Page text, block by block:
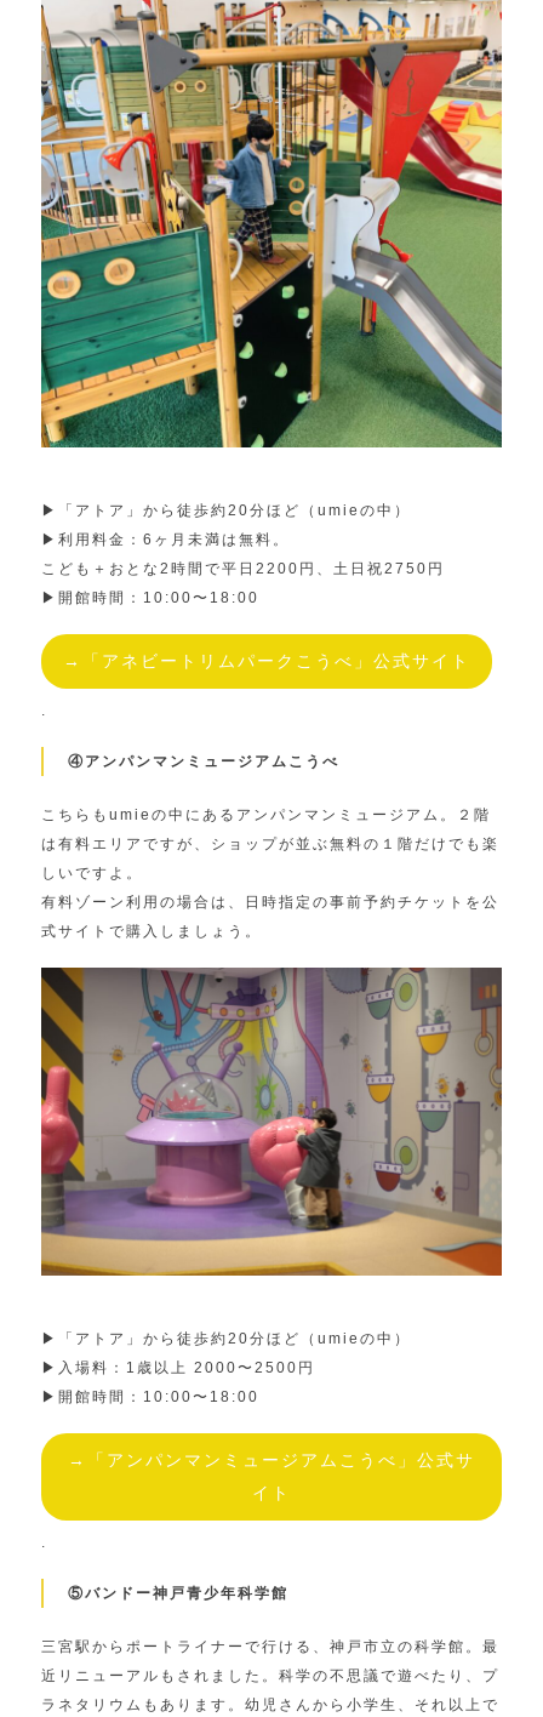
▶︎「アトア」から徒歩約20分ほど（umieの中）
▶︎利用料金：6ヶ月未満は無料。
こども＋おとな2時間で平日2200円、土日祝2750円
▶︎開館時間：10:00〜18:00
→「アネビートリムパークこうべ」公式サイト
.
④アンパンマンミュージアムこうべ
こちらもumieの中にあるアンパンマンミュージアム。２階
は有料エリアですが、ショップが並ぶ無料の１階だけでも楽
しいですよ。
有料ゾーン利用の場合は、日時指定の事前予約チケットを公
式サイトで購入しましょう。
▶︎「アトア」から徒歩約20分ほど（umieの中）
▶︎入場料：1歳以上 2000〜2500円
▶︎開館時間：10:00〜18:00
→「アンパンマンミュージアムこうべ」公式サ
イト
.
⑤バンドー神戸青少年科学館
三宮駅からポートライナーで行ける、神戸市立の科学館。最
近リニューアルもされました。科学の不思議で遊べたり、プ
ラネタリウムもあります。幼児さんから小学生、それ以上で